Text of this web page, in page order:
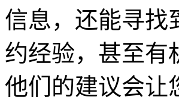
信息，还能寻找
约经验，甚至有
他们的建议会让